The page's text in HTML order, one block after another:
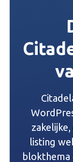
listing
blokthema